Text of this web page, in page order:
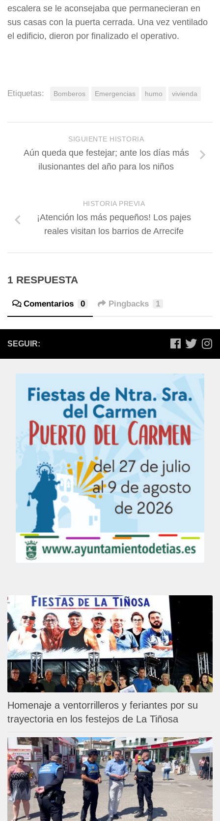
escalera se le aconsejaba que permanecieran en
sus casas con la puerta cerrada. Una vez ventilado
el edificio, dieron por finalizado el operativo.
Etiquetas: Bomberos Emergencias humo vivienda
SIGUIENTE HISTORIA
Aún queda que festejar; ante los días más
ilusionantes del año para los niños
HISTORIA PREVIA
¡Atención los más pequeños! Los pajes
reales visitan los barrios de Arrecife
1 RESPUESTA
Comentarios 0 Pingbacks 1
SEGUIR:
Homenaje a ventorrilleros y feriantes por su
trayectoria en los festejos de La Tiñosa